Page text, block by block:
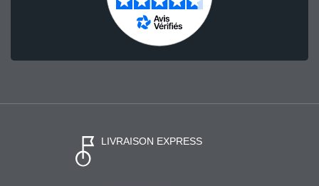
LIVRAISON EXPRESS